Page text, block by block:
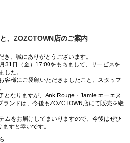
、ZOZOTOWN店のご案内
、誠にありがとうございます。
31日（金）17:00をもちまして、サービスを
した。
客様にご愛顧いただきましたこと、スタッフ
となりますが、Ank Rouge・Jamie エーエヌ
ンドは、今後もZOZOTOWN店にて販売を継
ムをお届けしてまいりますので、今後はぜひ
すと幸いです。